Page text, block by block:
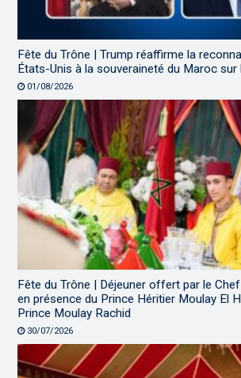
Fête du Trône | Trump réaffirme la
États-Unis à la souveraineté du Maroc sur
01/08/2026
Fête du Trône | Déjeuner offert par le
en présence du Prince Héritier Moulay El
Prince Moulay Rachid
30/07/2026